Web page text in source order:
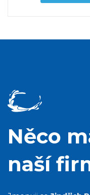
Něco
naší